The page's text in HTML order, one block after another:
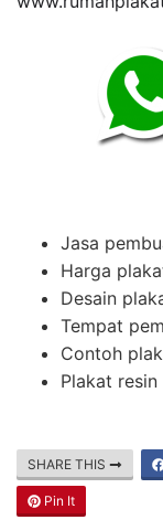
Jasa
Harga
Desain
Tempat
Contoh
Plakat resin
SHARE THIS
Pin It